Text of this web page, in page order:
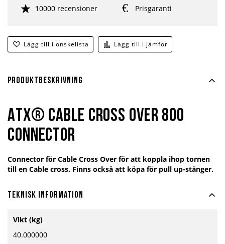
Lägg till i önskelista Lägg till i jämför
10000 recensioner Prisgaranti
Produktbeskrivning
ATX® Cable Cross Over 800
connector
Connector för Cable Cross Over för att koppla ihop tornen
till en Cable cross. Finns också att köpa för pull up-stänger.
Teknisk information
information
Vikt (kg)
40.000000